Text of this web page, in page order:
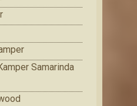
Samarinda